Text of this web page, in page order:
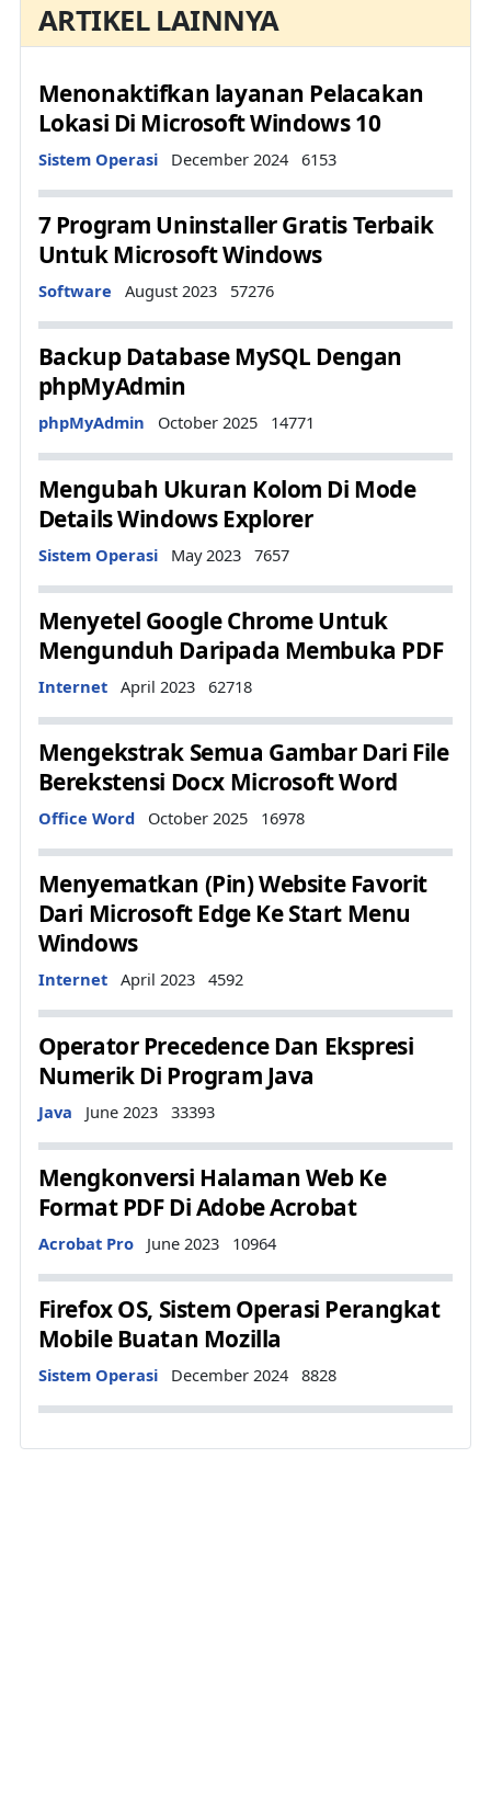
ARTIKEL LAINNYA
Menonaktifkan layanan Pelacakan
Lokasi Di Microsoft Windows 10
Details
Sistem Operasi December 2024 6153
7 Program Uninstaller Gratis Terbaik
Untuk Microsoft Windows
Details
Software August 2023 57276
Backup Database MySQL Dengan
phpMyAdmin
Details
phpMyAdmin October 2025 14771
Mengubah Ukuran Kolom Di Mode
Details Windows Explorer
Details
Sistem Operasi May 2023 7657
Menyetel Google Chrome Untuk
Mengunduh Daripada Membuka PDF
Details
Internet April 2023 62718
Mengekstrak Semua Gambar Dari File
Berekstensi Docx Microsoft Word
Details
Office Word October 2025 16978
Menyematkan (Pin) Website Favorit
Dari Microsoft Edge Ke Start Menu
Windows
Details
Internet April 2023 4592
Operator Precedence Dan Ekspresi
Numerik Di Program Java
Details
Java June 2023 33393
Mengkonversi Halaman Web Ke
Format PDF Di Adobe Acrobat
Details
Acrobat Pro June 2023 10964
Firefox OS, Sistem Operasi Perangkat
Mobile Buatan Mozilla
Details
Sistem Operasi December 2024 8828